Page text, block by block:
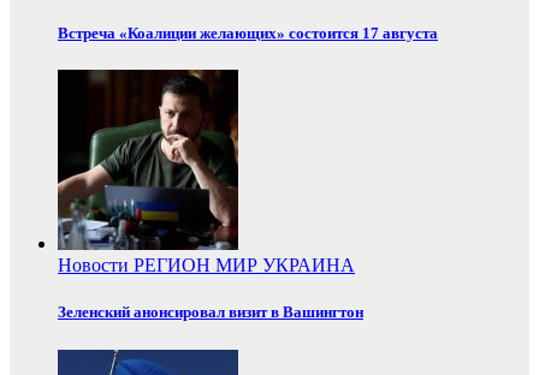
Встреча «Коалиции желающих» состоится 17 августа
Новости РЕГИОН МИР УКРАИНА
Зеленский анонсировал визит в Вашингтон